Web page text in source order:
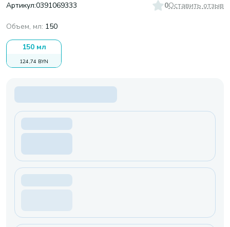
Артикул:0391069333 0Оставить отзыв
Объем, мл: 150
150 мл
124,74 BYN